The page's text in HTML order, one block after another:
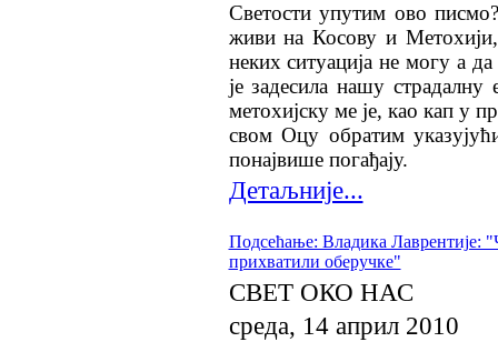
Светости упутим ово писмо?
живи на Косову и
неких ситуација не могу а
је задесила нашу
метохијску ме је, као кап у
свом Оцу обратим
понајвише погађају.
Детаљније...
Подсећање: Владика Лаврентије:
прихватили оберучке"
СВЕТ ОКО НАС
среда, 14 април 2010